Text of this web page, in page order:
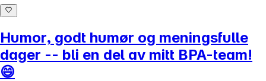
Humor, godt humør og meningsfulle
dager -- bli en del av mitt BPA-team!
😄